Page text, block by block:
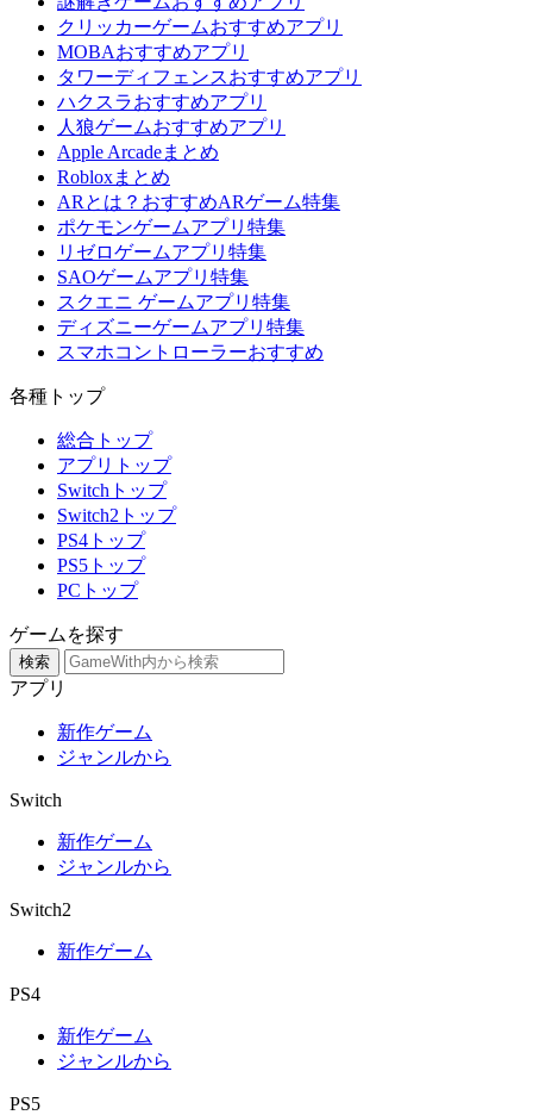
クリッカーゲームおすすめアプリ
MOBAおすすめアプリ
タワーディフェンスおすすめアプリ
ハクスラおすすめアプリ
人狼ゲームおすすめアプリ
Apple Arcadeまとめ
Robloxまとめ
ARとは？おすすめARゲーム特集
ポケモンゲームアプリ特集
リゼロゲームアプリ特集
SAOゲームアプリ特集
スクエニ ゲームアプリ特集
ディズニーゲームアプリ特集
スマホコントローラーおすすめ
各種トップ
総合トップ
アプリトップ
Switchトップ
Switch2トップ
PS4トップ
PS5トップ
PCトップ
ゲームを探す
検索
アプリ
新作ゲーム
ジャンルから
Switch
新作ゲーム
ジャンルから
Switch2
新作ゲーム
PS4
新作ゲーム
ジャンルから
PS5